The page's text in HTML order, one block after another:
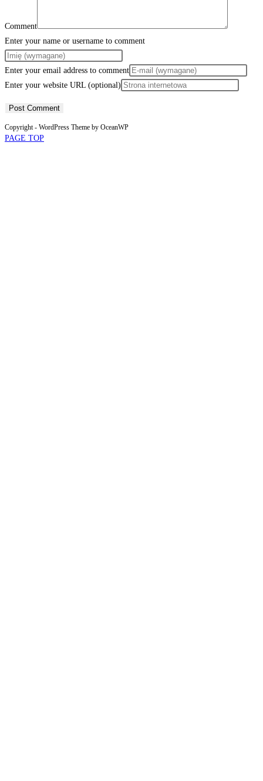
Comment
Enter your name or username to comment
Enter your email address to comment
Enter your website URL (optional)
Copyright - WordPress Theme by OceanWP
PAGE TOP